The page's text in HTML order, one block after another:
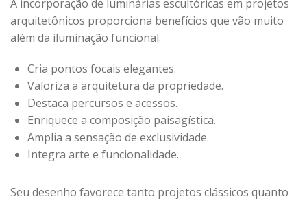
A incorporação de luminárias escultóricas em projetos
arquitetônicos proporciona benefícios que vão muito
além da iluminação funcional.
Cria pontos focais elegantes.
Valoriza a arquitetura da propriedade.
Destaca percursos e acessos.
Enriquece a composição paisagística.
Amplia a sensação de exclusividade.
Integra arte e funcionalidade.
Seu desenho favorece tanto projetos clássicos quanto